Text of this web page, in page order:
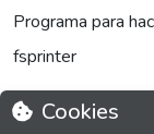
Cookies
Programa para
fsprinter